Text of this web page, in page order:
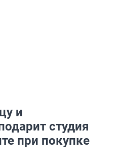
и
студия
при покупке